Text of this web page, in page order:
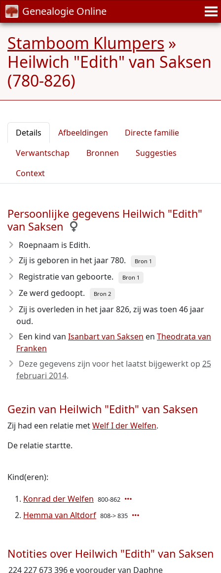
Genealogie Online
Stamboom Klumpers »
Heilwich "Edith" van Saksen
(780-826)
Details Afbeeldingen
Directe familie
Verwantschap
Bronnen
Suggesties
Context
Persoonlijke gegevens Heilwich "Edith"
van Saksen
Roepnaam is Edith.
Zij is geboren in het jaar 780. Bron 1
Registratie van geboorte. Bron 1
Ze werd gedoopt. Bron 2
Zij is overleden in het jaar 826, zij was toen 46 jaar
oud.
Een kind van Isanbart van Saksen en Theodrata van
Franken
Deze gegevens zijn voor het laatst bijgewerkt op 25
februari 2014.
Gezin van Heilwich "Edith" van Saksen
Zij had een relatie metWelf I der Welfen.
De relatie startte.
Kind(eren):
Konrad der Welfen 800-862
Hemma van Altdorf 808-> 835
Notities over Heilwich "Edith" van Saksen
224 227 673 396 e voorouder van Daphne